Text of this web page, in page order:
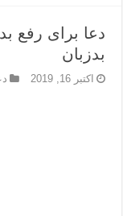
دعا برای رفع
بدزبان
اکتبر 16, 2019